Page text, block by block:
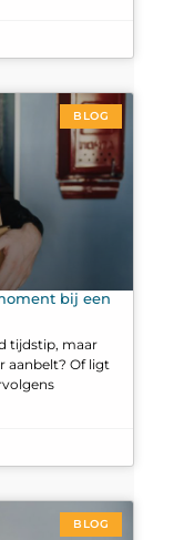
BLOG
bij een
tijdstip, maar
aanbelt? Of ligt
BLOG